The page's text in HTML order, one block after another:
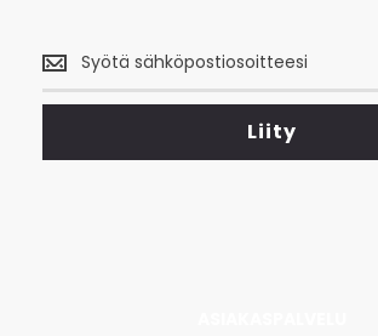
uusimmat
tarjoukset
Liity